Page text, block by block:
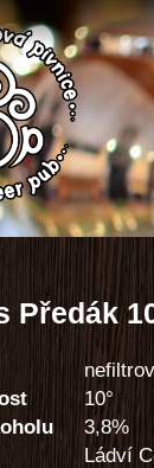
Předák
10°
3,8%
Ládví